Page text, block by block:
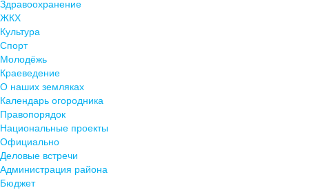
Здравоохранение
ЖКХ
Культура
Спорт
Молодёжь
Краеведение
О наших земляках
Календарь огородника
Правопорядок
Национальные проекты
Официально
Деловые встречи
Администрация района
Бюджет